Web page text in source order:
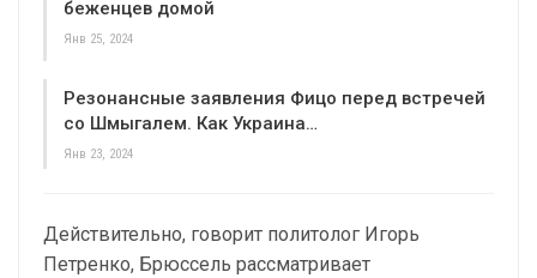
беженцев домой
Янв 25, 2024
Резонансные заявления Фицо перед встречей
со Шмыгалем. Как Украина…
Янв 23, 2024
Действительно, говорит политолог Игорь
Петренко, Брюссель рассматривает